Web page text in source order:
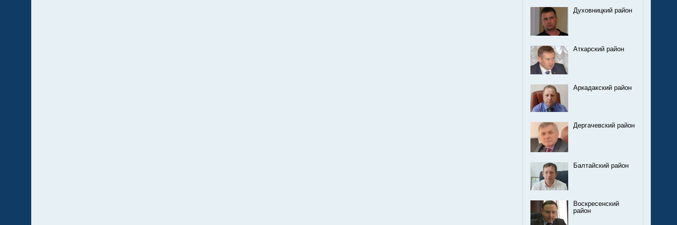
Духовницкий район
Аткарский район
Аркадакский район
Дергачевский район
Балтайский район
Воскресенский
район